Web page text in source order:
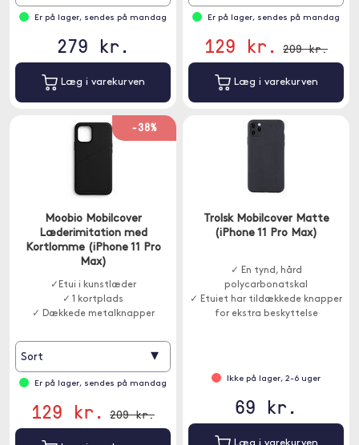
Er på lager, sendes på mandag
279 kr.
Læg i varekurven
Er på lager, sendes på mandag
129 kr. 209 kr.
Læg i varekurven
-38%
Moobio Mobilcover
Læderimitation med
Kortlomme (iPhone 11 Pro
Max)
✓Etui i kunstlæder
✓ 1 kortplads
✓ Dækkede metalknapper
Sort ▾
Er på lager, sendes på mandag
129 kr. 209 kr.
Trolsk Mobilcover Matte
(iPhone 11 Pro Max)
✓ En tynd, hård
polycarbonatskal
✓ Etuiet har tildækkede knapper
for ekstra beskyttelse
Ikke på lager, 2-6 uger
69 kr.